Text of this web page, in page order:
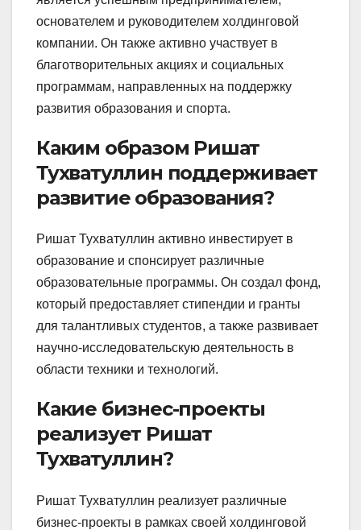
основателем и руководителем холдинговой
компании. Он также активно участвует в
благотворительных акциях и социальных
программам, направленных на поддержку
развития образования и спорта.
Каким образом Ришат
Тухватуллин поддерживает
развитие образования?
Ришат Тухватуллин активно инвестирует в
образование и спонсирует различные
образовательные программы. Он создал фонд,
который предоставляет стипендии и гранты
для талантливых студентов, а также развивает
научно-исследовательскую деятельность в
области техники и технологий.
Какие бизнес-проекты
реализует Ришат
Тухватуллин?
Ришат Тухватуллин реализует различные
бизнес-проекты в рамках своей холдинговой